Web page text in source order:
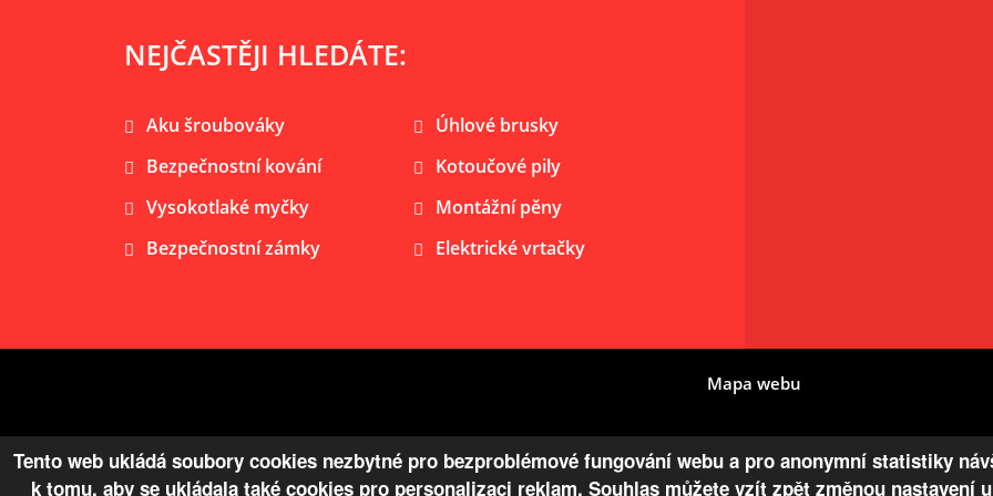
NEJČASTĚJI HLEDÁTE:
Aku šroubováky
Úhlové brusky
Bezpečnostní kování
Kotoučové pily
Vysokotlaké myčky
Montážní pěny
Bezpečnostní zámky
Elektrické vrtačky
Mapa webu
© Copyright 2026 Železářství Žaloudek s.r.o.
Tento web ukládá soubory cookies nezbytné pro bezproblémové fungování webu a pro anonymní statistiky
k tomu, aby se ukládala také cookies pro personalizaci reklam. Souhlas můžete vzít zpět změnou nastavení